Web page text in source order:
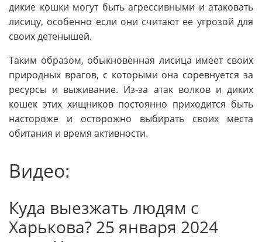
дикие кошки могут быть агрессивными и атаковать
лисицу, особенно если они считают ее угрозой для
своих детенышей.
Таким образом, обыкновенная лисица имеет своих
природных врагов, с которыми она соревнуется за
ресурсы и выживание. Из-за атак волков и диких
кошек этих хищников постоянно приходится быть
настороже и осторожно выбирать своих места
обитания и время активности.
Видео:
Куда выезжать людям с
Харькова? 25 января 2024